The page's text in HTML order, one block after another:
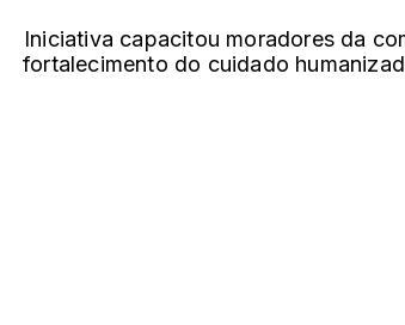
Iniciativa capacitou moradores da
fortalecimento do cuidado